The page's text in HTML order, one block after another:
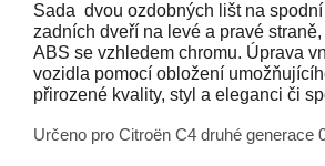
Sada dvou ozdobných lišt na
zadních dveří na levé a pravé
ABS se vzhledem chromu. Úprava
vozidla pomocí obložení
přirozené kvality, styl a eleganci či
Určeno pro Citroën C4 druhé generace